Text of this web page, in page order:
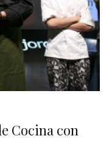
Cocina con